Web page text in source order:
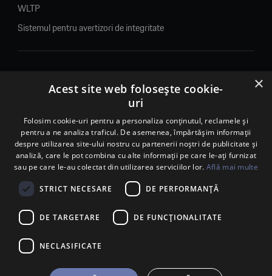
WLTP
Sistemul pentru avertizori de integritate
© 2026. Porsche Inter Auto Romania. Toate drepturile rezervate.
Porsche Inter Auto Romania SRL
RO22188461 J2007002067233
B-dul Pipera, nr. 2, Sala 1, Etaj 2, Voluntari, jud.Ilfov - sediu
social
B-dul Pipera, nr. 1/X, Centrul Porsche București – PCB,
Calea Lugojului, nr. 136, loc. Ghiroda, jud. Timiș – punct de
×
Acest site web folosește cookie-
uri
Folosim cookie-uri pentru a personaliza conținutul, reclamele și
pentru a ne analiza traficul. De asemenea, împărtășim informații
despre utilizarea site-ului nostru cu partenerii noștri de publicitate și
analiză, care le pot combina cu alte informații pe care le-ați furnizat
sau pe care le-au colectat din utilizarea serviciilor lor. Află mai multe
STRICT NECESARE DE PERFORMANȚĂ
DE TARGETARE DE FUNCŢIONALITATE
NECLASIFICATE